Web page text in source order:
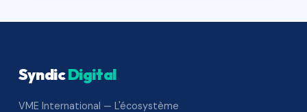
SyndicDigital
VME International — L'écosystème